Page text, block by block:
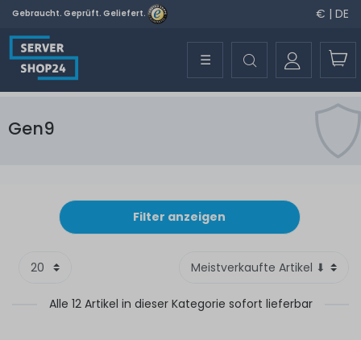
Gebraucht. Geprüft. Geliefert. € | DE
☰
Gen9
Filter anzeigen
Alle 12 Artikel in dieser Kategorie sofort lieferbar